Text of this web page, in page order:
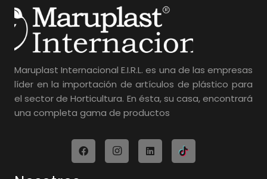
Maruplast Internacional E.I.R.L. es una de las empresas
líder en la importación de artículos de plástico para
el sector de Horticultura. En ésta, su casa, encontrará
una completa gama de productos